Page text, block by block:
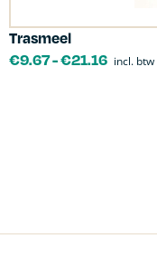
Trasmeel
€9.67-€21.16 incl. btw